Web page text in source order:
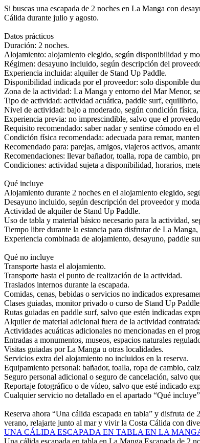
Si buscas una escapada de 2 noches en La Manga con
Cálida durante julio y agosto.
Datos prácticos
Duración: 2 noches.
Alojamiento: alojamiento elegido, según disponibilidad y
Régimen: desayuno incluido, según descripción del
Experiencia incluida: alquiler de Stand Up Paddle.
Disponibilidad indicada por el proveedor: solo disponible
Zona de la actividad: La Manga y entorno del Mar Menor,
Tipo de actividad: actividad acuática, paddle surf,
Nivel de actividad: bajo a moderado, según condición
Experiencia previa: no imprescindible, salvo que el
Requisito recomendado: saber nadar y sentirse cómodo en el
Condición física recomendada: adecuada para remar,
Recomendado para: parejas, amigos, viajeros activos,
Recomendaciones: llevar bañador, toalla, ropa de cambio,
Condiciones: actividad sujeta a disponibilidad, horarios,
Qué incluye
Alojamiento durante 2 noches en el alojamiento elegido,
Desayuno incluido, según descripción del proveedor y
Actividad de alquiler de Stand Up Paddle.
Uso de tabla y material básico necesario para la actividad,
Tiempo libre durante la estancia para disfrutar de La
Experiencia combinada de alojamiento, desayuno, paddle
Qué no incluye
Transporte hasta el alojamiento.
Transporte hasta el punto de realización de la actividad.
Traslados internos durante la escapada.
Comidas, cenas, bebidas o servicios no indicados
Clases guiadas, monitor privado o curso de Stand Up
Rutas guiadas en paddle surf, salvo que estén indicadas
Alquiler de material adicional fuera de la actividad
Actividades acuáticas adicionales no mencionadas en el
Entradas a monumentos, museos, espacios naturales
Visitas guiadas por La Manga u otras localidades.
Servicios extra del alojamiento no incluidos en la reserva.
Equipamiento personal: bañador, toalla, ropa de cambio,
Seguro personal adicional o seguro de cancelación, salvo
Reportaje fotográfico o de vídeo, salvo que esté indicado
Cualquier servicio no detallado en el apartado “Qué
Reserva ahora “Una cálida escapada en tabla” y disfruta
verano, relajarte junto al mar y vivir la Costa Cálida con
UNA CÁLIDA ESCAPADA EN TABLA EN LA